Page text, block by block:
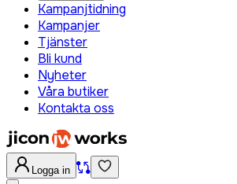
Kampanjtidning
Kampanjer
Tjänster
Bli kund
Nyheter
Våra butiker
Kontakta oss
Logga in